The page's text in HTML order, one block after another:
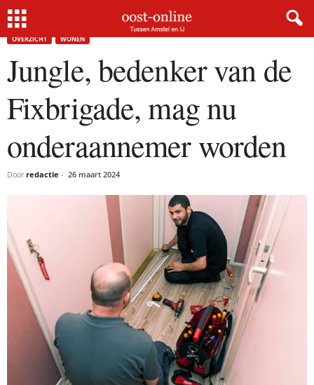
Home Jungle, bedenker van de Fixbrigade, mag nu onderaannemer worden
OVERZICHT WONEN
Jungle, bedenker van de
Fixbrigade, mag nu
onderaannemer worden
Door redactie - 26 maart 2024